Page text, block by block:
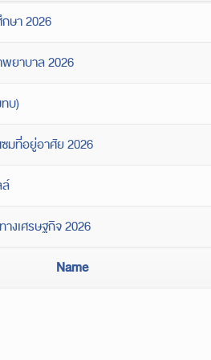
Name
ษา 2026
ยาบาล 2026
บ)
มที่อยู่อาศัย 2026
งเศรษฐกิจ 2026